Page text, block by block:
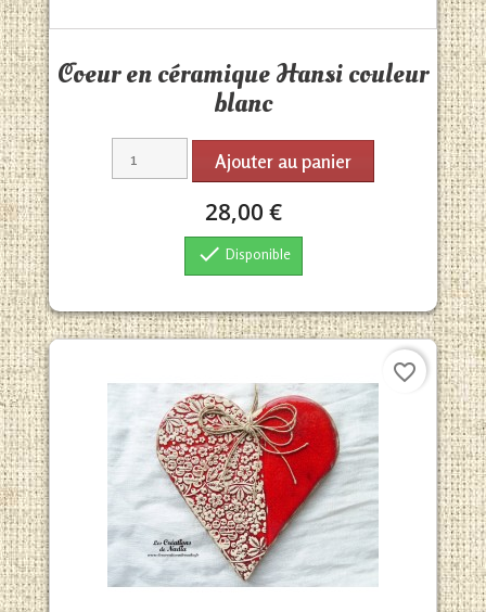
Coeur en céramique Hansi couleur
blanc
Ajouter au panier
28,00 €
 Disponible
favorite_border